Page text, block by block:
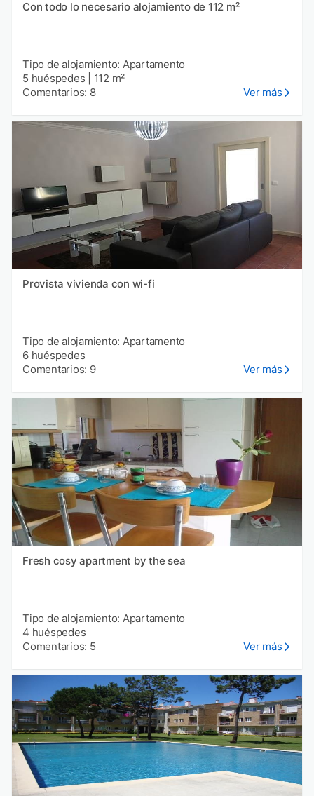
Con todo lo necesario alojamiento de 112 m²
Tipo de alojamiento: Apartamento
5 huéspedes
112 m²
Comentarios: 8
Ver más
Provista vivienda con wi-fi
Tipo de alojamiento: Apartamento
6 huéspedes
Comentarios: 9
Ver más
Fresh cosy apartment by the sea
Tipo de alojamiento: Apartamento
4 huéspedes
Comentarios: 5
Ver más